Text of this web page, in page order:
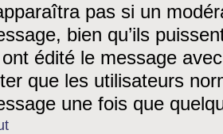
pas si un
bien qu’ils
édité le message
que les utilisateurs
une fois que